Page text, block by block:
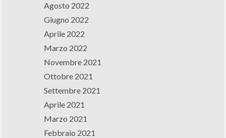
Agosto 2022
Giugno 2022
Aprile 2022
Marzo 2022
Novembre 2021
Ottobre 2021
Settembre 2021
Aprile 2021
Marzo 2021
Febbraio 2021